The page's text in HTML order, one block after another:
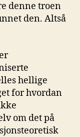
denne troen
den. Altså
hellige
for hvordan
om det på